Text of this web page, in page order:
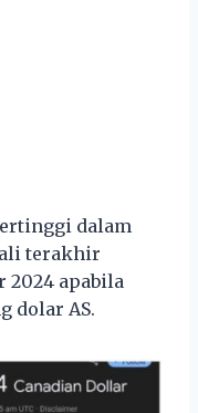
dalam
terakhir
2024 apabila
dolar AS.